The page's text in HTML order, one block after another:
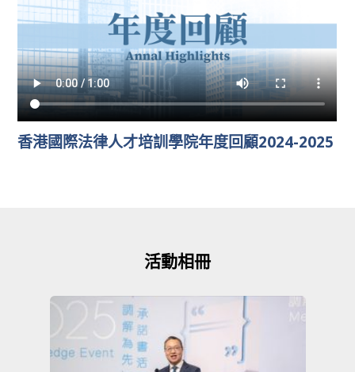
香港國際法律人才培訓學院年度回顧2024-2025
活動相冊